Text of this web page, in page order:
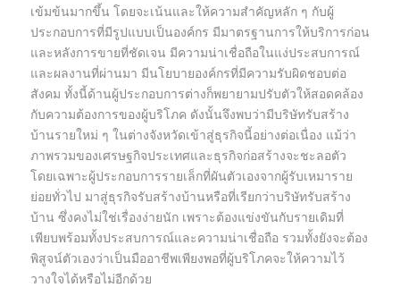
เข้มข้นมากขึ้น โดยจะเน้นและให้ความสำคัญหลัก ๆ กับผู้
ประกอบการที่มีรูปแบบเป็นองค์กร มีมาตรฐานการให้บริการก่อน
และหลังการขายที่ชัดเจน มีความน่าเชื่อถือในแง่ประสบการณ์
และผลงานที่ผ่านมา มีนโยบายองค์กรที่มีความรับผิดชอบต่อ
สังคม ทั้งนี้ด้านผู้ประกอบการต่างก็พยายามปรับตัวให้สอดคล้อง
กับความต้องการของผู้บริโภค ดังนั้นจึงพบว่ามีบริษัทรับสร้าง
บ้านรายใหม่ ๆ ในต่างจังหวัดเข้าสู่ธุรกิจนี้อย่างต่อเนื่อง แม้ว่า
ภาพรวมของเศรษฐกิจประเทศและธุรกิจก่อสร้างจะชะลอตัว
โดยเฉพาะผู้ประกอบการรายเล็กที่ผันตัวเองจากผู้รับเหมาราย
ย่อยทั่วไป มาสู่ธุรกิจรับสร้างบ้านหรือที่เรียกว่าบริษัทรับสร้าง
บ้าน ซึ่งคงไม่ใช่เรื่องง่ายนัก เพราะต้องแข่งขันกับรายเดิมที่
เพียบพร้อมทั้งประสบการณ์และความน่าเชื่อถือ รวมทั้งยังจะต้อง
พิสูจน์ตัวเองว่าเป็นมืออาชีพเพียงพอที่ผู้บริโภคจะให้ความไว้
วางใจได้หรือไม่อีกด้วย